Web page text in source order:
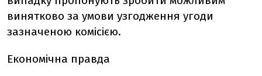
винятково за умови узгодження угоди
зазначеною комісією.
Економічна правда